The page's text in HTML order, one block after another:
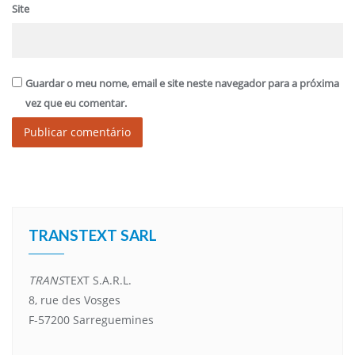
Site
Guardar o meu nome, email e site neste navegador para a próxima
vez que eu comentar.
TRANSTEXT SARL
TRANSTEXT S.A.R.L.
8, rue des Vosges
F-57200 Sarreguemines